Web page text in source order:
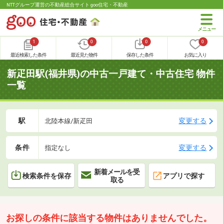
NTTグループ運営の不動産総合サイト goo住宅・不動産
1
最近検索した条件
0
最近見た物件
0
保存した条件
0
お気に入り
新疋田駅(福井県)の中古一戸建て・中古住宅 物件
一覧
駅 北陸本線/新疋田 変更する
条件 指定なし 変更する
検索条件を保存
新着メールを受
取る
アプリで探す
お探しの条件に該当する物件はありませんでした。